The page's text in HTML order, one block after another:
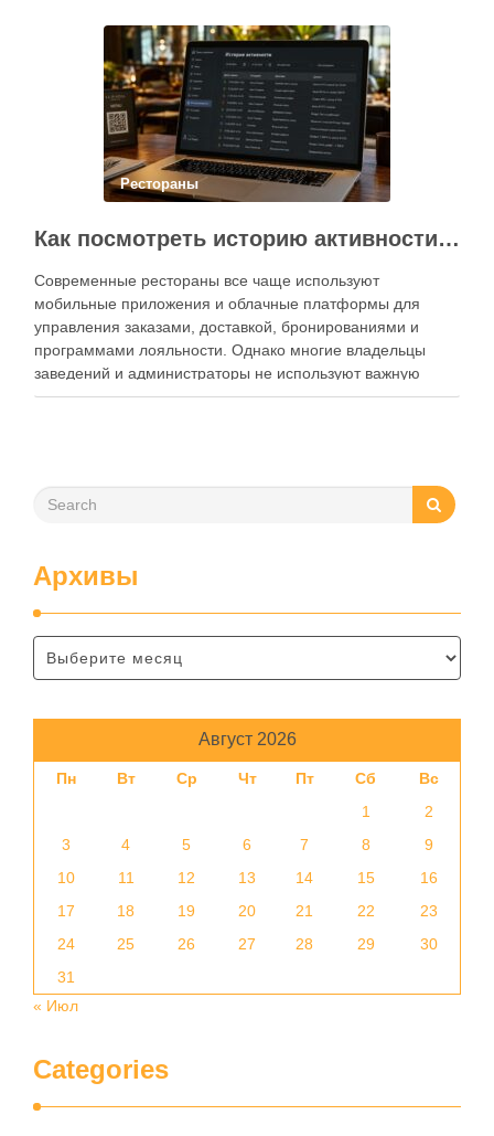
перестал быть исключительно способом подготовки к …
Рестораны
Как посмотреть историю активности приложения для ресторана и зачем это нужно бизнесу
Современные рестораны все чаще используют
мобильные приложения и облачные платформы для
управления заказами, доставкой, бронированиями и
программами лояльности. Однако многие владельцы
заведений и администраторы не используют важную
функцию — просмотр истории активности приложения.
Архивы
Август 2026
Пн Вт Ср Чт Пт Сб
Вс
1
2
3
4 5 6 7 8
9
10
11 12 13 14 15
16
17
18 19 20 21 22
23
24
25 26 27 28 29
30
31
« Июл
Categories